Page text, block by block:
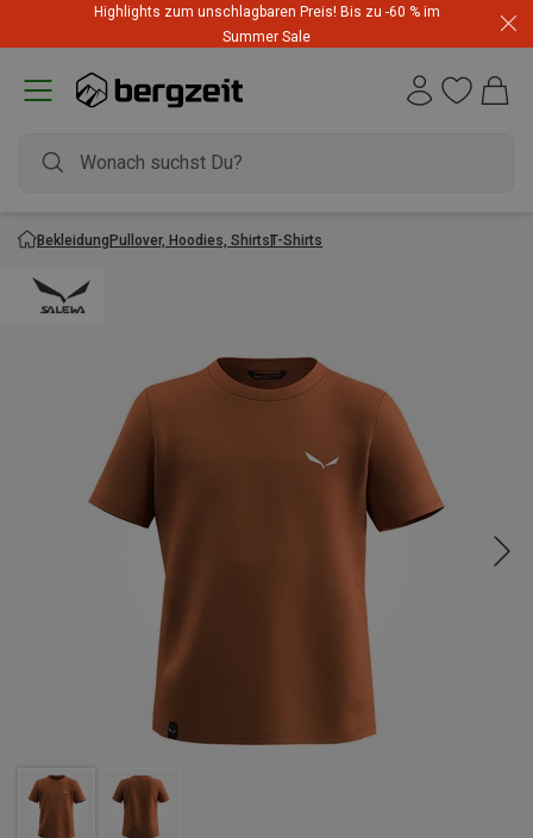
Highlights zum unschlagbaren Preis! Bis zu -60 % im
Summer Sale
BekleidungPullover, Hoodies, ShirtsT-Shirts